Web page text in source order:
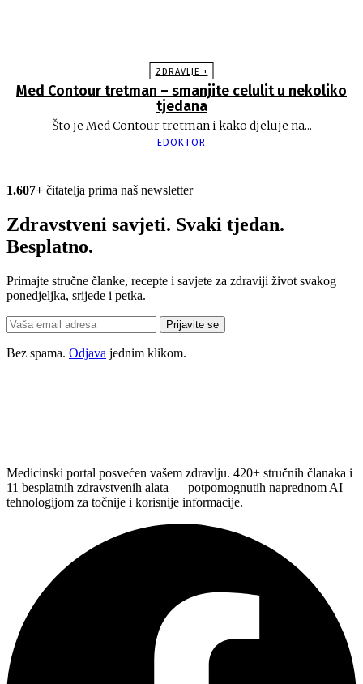
ZDRAVLJE +
Med Contour tretman – smanjite celulit u nekoliko
tjedana
Što je Med Contour tretman i kako djeluje na...
EDOKTOR
1.607+ čitatelja prima naš newsletter
Zdravstveni savjeti. Svaki tjedan.
Besplatno.
Primajte stručne članke, recepte i savjete za zdraviji život svakog
ponedjeljka, srijede i petka.
Prijavite se
Bez spama. Odjava jednim klikom.
Medicinski portal posvećen vašem zdravlju. 420+ stručnih članaka i
11 besplatnih zdravstvenih alata — potpomognutih naprednom AI
tehnologijom za točnije i korisnije informacije.